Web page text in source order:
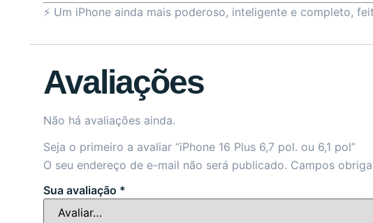
⚡ Um iPhone ainda mais poderoso, inteligente e completo,
Avaliações
Não há avaliações ainda.
Seja o primeiro a avaliar “iPhone 16 Plus 6,7 pol. ou 6,1 pol”
O seu endereço de e-mail não será publicado. Campos
Sua avaliação *